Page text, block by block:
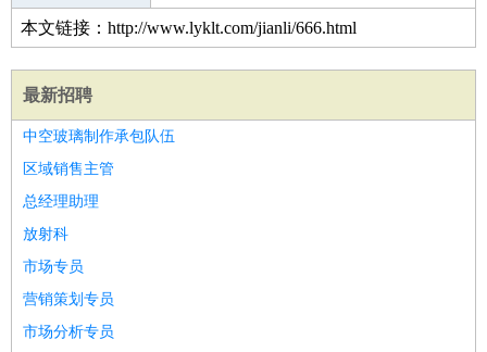
本文链接：http://www.lyklt.com/jianli/666.html
最新招聘
中空玻璃制作承包队伍
区域销售主管
总经理助理
放射科
市场专员
营销策划专员
市场分析专员